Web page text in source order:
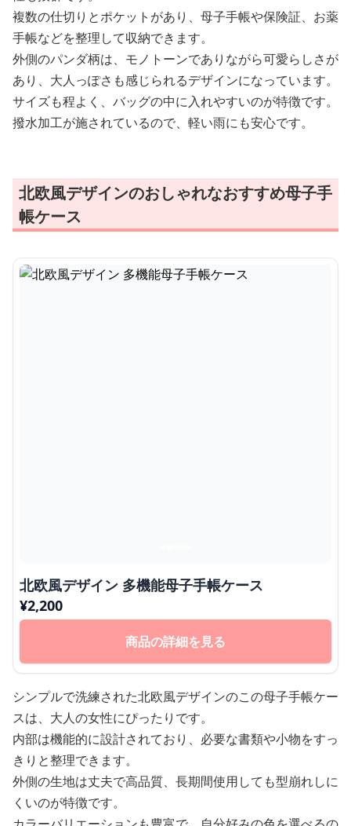
複数の仕切りとポケットがあり、母子手帳や保険証、お薬
手帳などを整理して収納できます。
外側のパンダ柄は、モノトーンでありながら可愛らしさが
あり、大人っぽさも感じられるデザインになっています。
サイズも程よく、バッグの中に入れやすいのが特徴です。
撥水加工が施されているので、軽い雨にも安心です。
北欧風デザインのおしゃれなおすすめ母子手
帳ケース
北欧風デザイン 多機能母子手帳ケース
¥2,200
商品の詳細を見る
シンプルで洗練された北欧風デザインのこの母子手帳ケー
スは、大人の女性にぴったりです。
内部は機能的に設計されており、必要な書類や小物をすっ
きりと整理できます。
外側の生地は丈夫で高品質、長期間使用しても型崩れしに
くいのが特徴です。